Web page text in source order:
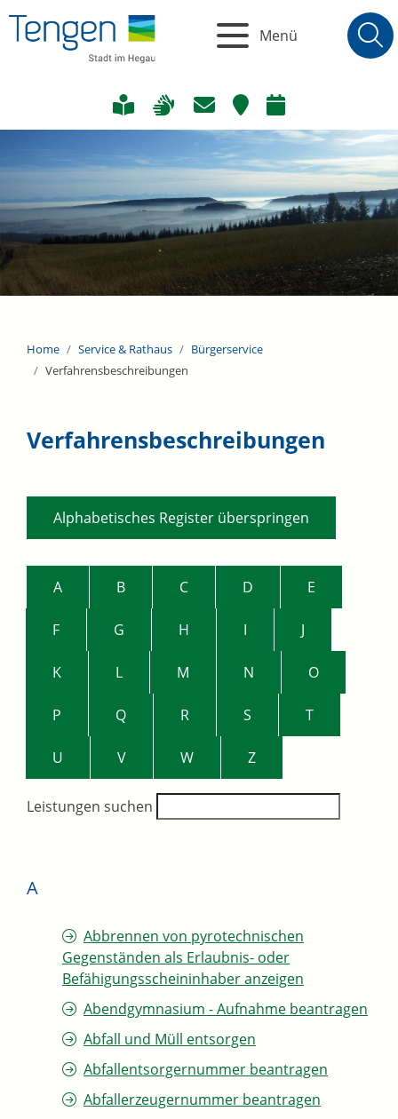
Menü
Home Service & Rathaus
Bürgerservice
Verfahrensbeschreibungen
Verfahrensbeschreibungen
Alphabetisches Register überspringen
A B C D E
F G H I J
K L M N O
P Q R S T
U V W Z
Leistungen suchen
A
Abbrennen von pyrotechnischen
Gegenständen als Erlaubnis- oder
Befähigungsscheininhaber anzeigen
Abendgymnasium - Aufnahme beantragen
Abfall und Müll entsorgen
Abfallentsorgernummer beantragen
Abfallerzeugernummer beantragen